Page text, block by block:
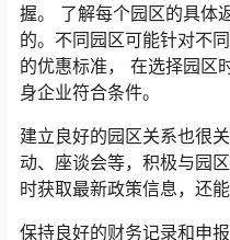
握。 了解每个园区的具体
的。不同园区可能针对不
的优惠标准， 在选择园区
身企业符合条件。
建立良好的园区关系也很
动、座谈会等，积极与园
时获取最新政策信息，还
保持良好的财务记录和申